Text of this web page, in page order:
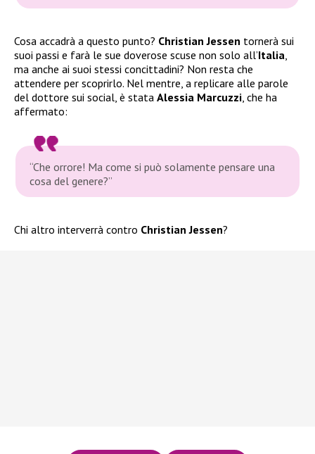
Cosa accadrà a questo punto? Christian Jessen tornerà sui
suoi passi e farà le sue doverose scuse non solo all’Italia
ma anche ai suoi stessi concittadini? Non resta che
attendere per scoprirlo. Nel mentre, a replicare alle parole
del dottore sui social, è stata Alessia Marcuzzi , che ha
affermato:
“Che orrore! Ma come si può solamente pensare una
cosa del genere?”
Chi altro interverrà contro Christian Jessen?